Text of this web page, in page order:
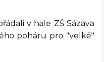
v hale ZŠ Sázava
poháru pro "velké"